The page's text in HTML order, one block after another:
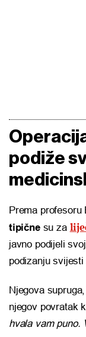
podiže
Prema profesoru
tipičnesu za
javno podijeli
podizanju
Njegova
njegov povratak
hvala vam puno.